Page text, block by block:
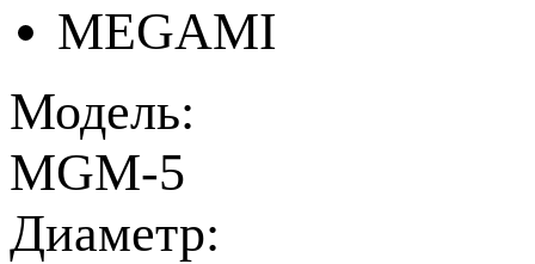
MEGAMI
Модель:
MGM-5
Диаметр: